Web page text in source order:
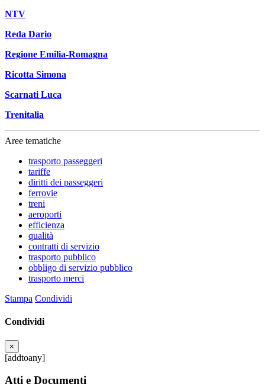
NTV
Reda Dario
Regione Emilia-Romagna
Ricotta Simona
Scarnati Luca
Trenitalia
Aree tematiche
trasporto passeggeri
tariffe
diritti dei passeggeri
ferrovie
treni
aeroporti
efficienza
qualità
contratti di servizio
trasporto pubblico
obbligo di servizio pubblico
trasporto merci
Stampa Condividi
Condividi
×
[addtoany]
Atti e Documenti